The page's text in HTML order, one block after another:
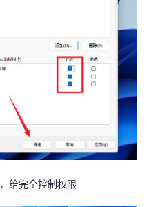
，给完全控制权限